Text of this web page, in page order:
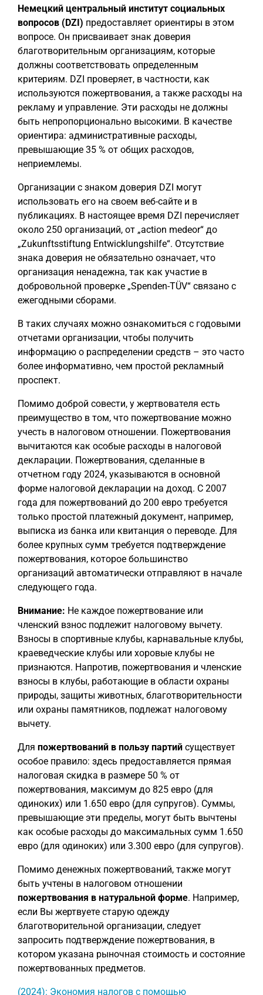
Немецкий центральный институт социальных
вопросов (DZI) предоставляет ориентиры в этом
вопросе. Он присваивает знак доверия
благотворительным организациям, которые
должны соответствовать определенным
критериям. DZI проверяет, в частности, как
используются пожертвования, а также расходы на
рекламу и управление. Эти расходы не должны
быть непропорционально высокими. В качестве
ориентира: административные расходы,
превышающие 35 % от общих расходов,
неприемлемы.
Организации с знаком доверия DZI могут
использовать его на своем веб-сайте и в
публикациях. В настоящее время DZI перечисляет
около 250 организаций, от „action medeor“ до
„Zukunftsstiftung Entwicklungshilfe“. Отсутствие
знака доверия не обязательно означает, что
организация ненадежна, так как участие в
добровольной проверке „Spenden-TÜV“ связано с
ежегодными сборами.
В таких случаях можно ознакомиться с годовыми
отчетами организации, чтобы получить
информацию о распределении средств – это часто
более информативно, чем простой рекламный
проспект.
Помимо доброй совести, у жертвователя есть
преимущество в том, что пожертвование можно
учесть в налоговом отношении. Пожертвования
вычитаются как особые расходы в налоговой
декларации. Пожертвования, сделанные в
отчетном году 2024, указываются в основной
форме налоговой декларации на доход. С 2007
года для пожертвований до 200 евро требуется
только простой платежный документ, например,
выписка из банка или квитанция о переводе. Для
более крупных сумм требуется подтверждение
пожертвования, которое большинство
организаций автоматически отправляют в начале
следующего года.
Внимание: Не каждое пожертвование или
членский взнос подлежит налоговому вычету.
Взносы в спортивные клубы, карнавальные клубы,
краеведческие клубы или хоровые клубы не
признаются. Напротив, пожертвования и членские
взносы в клубы, работающие в области охраны
природы, защиты животных, благотворительности
или охраны памятников, подлежат налоговому
вычету.
Для пожертвований в пользу партий существует
особое правило: здесь предоставляется прямая
налоговая скидка в размере 50 % от
пожертвования, максимум до 825 евро (для
одиноких) или 1.650 евро (для супругов). Суммы,
превышающие эти пределы, могут быть вычтены
как особые расходы до максимальных сумм 1.650
евро (для одиноких) или 3.300 евро (для супругов).
Помимо денежных пожертвований, также могут
быть учтены в налоговом отношении
пожертвования в натуральной форме. Например,
если Вы жертвуете старую одежду
благотворительной организации, следует
запросить подтверждение пожертвования, в
котором указана рыночная стоимость и состояние
пожертвованных предметов.
(2024): Экономия налогов с помощью